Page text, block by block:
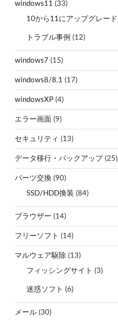
windows11 (33)
10から11にアップグレード
トラブル事例 (12)
windows7 (15)
windows8/8.1 (17)
windowsXP (4)
エラー画面 (9)
セキュリティ (13)
データ移行・バックアップ (25)
パーツ交換 (90)
SSD/HDD換装 (84)
ブラウザー (14)
フリーソフト (14)
マルウェア駆除 (13)
フィッシングサイト (3)
迷惑ソフト (6)
メール (30)